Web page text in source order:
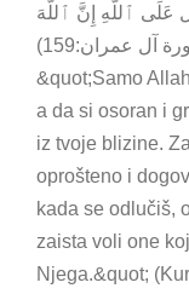
عَلَى ٱللَّهِ إِنَّ ٱللَّهَ
آل عمران:159)
&quot;Samo
a da si osoran i
iz tvoje blizine.
oprošteno i
kada se odlučiš,
zaista voli one
Njega.&quot;